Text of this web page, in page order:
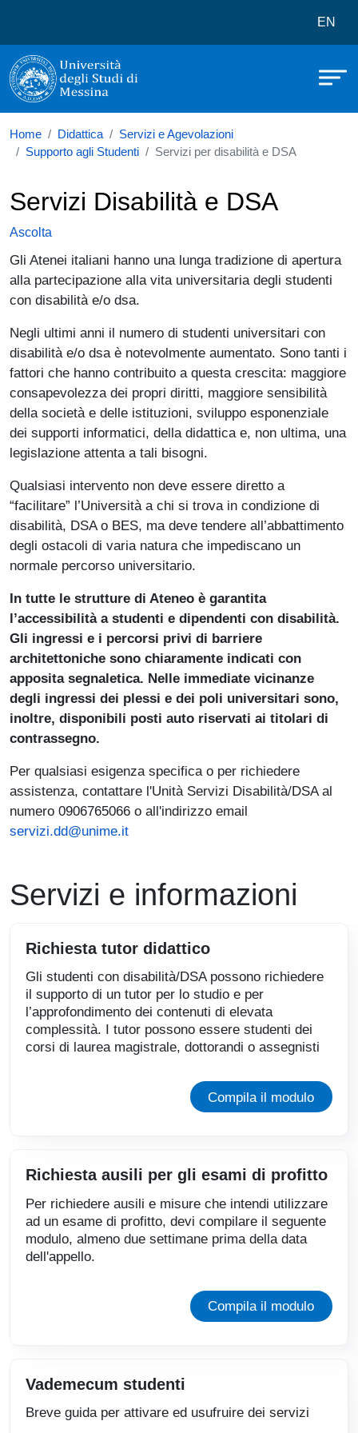
Università degli Studi di Messina
EN
Home Didattica
Servizi e Agevolazioni
Supporto agli Studenti
Servizi per disabilità e DSA
Servizi Disabilità e DSA
Ascolta
Gli Atenei italiani hanno una lunga tradizione di apertura
alla partecipazione alla vita universitaria degli studenti
con disabilità e/o dsa.
Negli ultimi anni il numero di studenti universitari con
disabilità e/o dsa è notevolmente aumentato. Sono tanti i
fattori che hanno contribuito a questa crescita: maggiore
consapevolezza dei propri diritti, maggiore sensibilità
della società e delle istituzioni, sviluppo esponenziale
dei supporti informatici, della didattica e, non ultima, una
legislazione attenta a tali bisogni.
Qualsiasi intervento non deve essere diretto a
“facilitare” l’Università a chi si trova in condizione di
disabilità, DSA o BES, ma deve tendere all’abbattimento
degli ostacoli di varia natura che impediscano un
normale percorso universitario.
In tutte le strutture di Ateneo è garantita
l’accessibilità a studenti e dipendenti con disabilità.
Gli ingressi e i percorsi privi di barriere
architettoniche sono chiaramente indicati con
apposita segnaletica. Nelle immediate vicinanze
degli ingressi dei plessi e dei poli universitari sono,
inoltre, disponibili posti auto riservati ai titolari di
contrassegno.
Per qualsiasi esigenza specifica o per richiedere
assistenza, contattare l'Unità Servizi Disabilità/DSA al
numero 0906765066 o all'indirizzo email
servizi.dd@unime.it
Servizi e informazioni
Richiesta tutor didattico
Gli studenti con disabilità/DSA possono richiedere
il supporto di un tutor per lo studio e per
l’approfondimento dei contenuti di elevata
complessità. I tutor possono essere studenti dei
corsi di laurea magistrale, dottorandi o assegnisti
Compila il modulo
Richiesta ausili per gli esami di profitto
Per richiedere ausili e misure che intendi utilizzare
ad un esame di profitto, devi compilare il seguente
modulo, almeno due settimane prima della data
dell'appello.
Compila il modulo
Vademecum studenti
Breve guida per attivare ed usufruire dei servizi